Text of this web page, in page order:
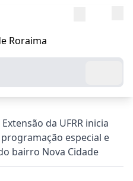
Roraima
da UFRR inicia
especial e
bairro Nova Cidade